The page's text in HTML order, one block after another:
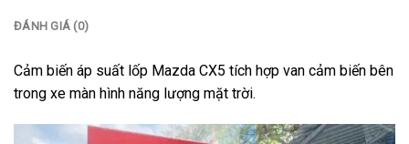
ĐÁNH GIÁ (0)
Cảm biến áp suất lốp Mazda CX5 tích hợp van cảm biến bên
trong xe màn hình năng lượng mặt trời.